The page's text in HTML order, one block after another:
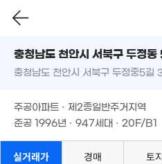
필터 매물 탐색
충청남도 천안시 서북구 두정동
준공 1996년 · 947세대 · 20F/B1
충청남도 천안시 서북구 두정
충청남도 천안시 서북구 두정중5길
주공아파트 · 제2종일반주거지역
준공 1996년 · 947세대 · 20F/B1
실거래가 경매 토지